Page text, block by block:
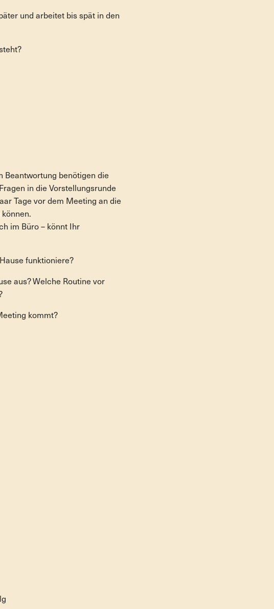
und arbeitet bis spät in den
Beantwortung benötigen die
in die Vorstellungsrunde
Tage vor dem Meeting an die
im Büro – könnt Ihr
funktioniere?
aus? Welche Routine vor
kommt?